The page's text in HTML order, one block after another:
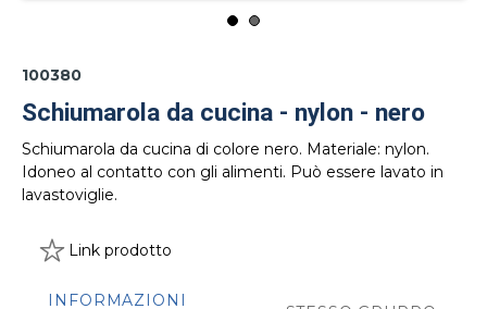
100380
Schiumarola da cucina - nylon - nero
Schiumarola da cucina di colore nero. Materiale: nylon.
Idoneo al contatto con gli alimenti. Può essere lavato in
lavastoviglie.
Link prodotto
INFORMAZIONI